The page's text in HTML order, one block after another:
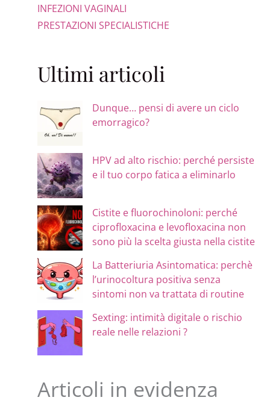
INFEZIONI VAGINALI
PRESTAZIONI SPECIALISTICHE
Ultimi articoli
Dunque… pensi di avere un ciclo
emorragico?
HPV ad alto rischio: perché persiste
e il tuo corpo fatica a eliminarlo
Cistite e fluorochinoloni: perché
ciprofloxacina e levofloxacina non
sono più la scelta giusta nella cistite
La Batteriuria Asintomatica: perchè
l’urinocoltura positiva senza
sintomi non va trattata di routine
Sexting: intimità digitale o rischio
reale nelle relazioni ?
Articoli in evidenza